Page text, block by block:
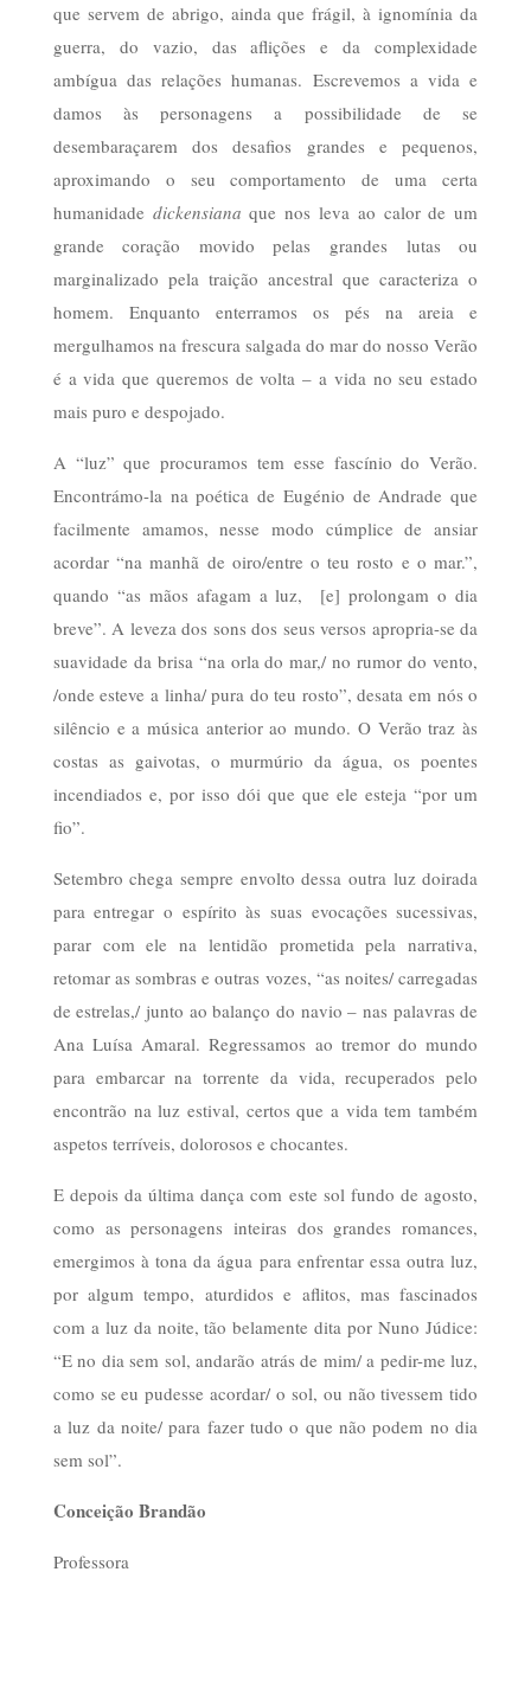
que servem de abrigo, ainda que frágil, à ignomínia da
guerra, do vazio, das aflições e da complexidade
ambígua das relações humanas. Escrevemos a vida e
damos às personagens a possibilidade de se
desembaraçarem dos desafios grandes e pequenos,
aproximando o seu comportamento de uma certa
humanidade dickensiana que nos leva ao calor de um
grande coração movido pelas grandes lutas ou
marginalizado pela traição ancestral que caracteriza o
homem. Enquanto enterramos os pés na areia e
mergulhamos na frescura salgada do mar do nosso Verão
é a vida que queremos de volta – a vida no seu estado
mais puro e despojado.
A “luz” que procuramos tem esse fascínio do Verão.
Encontrámo-la na poética de Eugénio de Andrade que
facilmente amamos, nesse modo cúmplice de ansiar
acordar “na manhã de oiro/entre o teu rosto e o mar.”,
quando “as mãos afagam a luz, [e] prolongam o dia
breve”. A leveza dos sons dos seus versos apropria-se da
suavidade da brisa “na orla do mar,/ no rumor do vento,
/onde esteve a linha/ pura do teu rosto”, desata em nós o
silêncio e a música anterior ao mundo. O Verão traz às
costas as gaivotas, o murmúrio da água, os poentes
incendiados e, por isso dói que que ele esteja “por um
fio”.
Setembro chega sempre envolto dessa outra luz doirada
para entregar o espírito às suas evocações sucessivas,
parar com ele na lentidão prometida pela narrativa,
retomar as sombras e outras vozes, “as noites/ carregadas
de estrelas,/ junto ao balanço do navio – nas palavras de
Ana Luísa Amaral. Regressamos ao tremor do mundo
para embarcar na torrente da vida, recuperados pelo
encontrão na luz estival, certos que a vida tem também
aspetos terríveis, dolorosos e chocantes.
E depois da última dança com este sol fundo de agosto,
como as personagens inteiras dos grandes romances,
emergimos à tona da água para enfrentar essa outra luz,
por algum tempo, aturdidos e aflitos, mas fascinados
com a luz da noite, tão belamente dita por Nuno Júdice:
“E no dia sem sol, andarão atrás de mim/ a pedir-me luz,
como se eu pudesse acordar/ o sol, ou não tivessem tido
a luz da noite/ para fazer tudo o que não podem no dia
sem sol”.
Conceição Brandão
Professora